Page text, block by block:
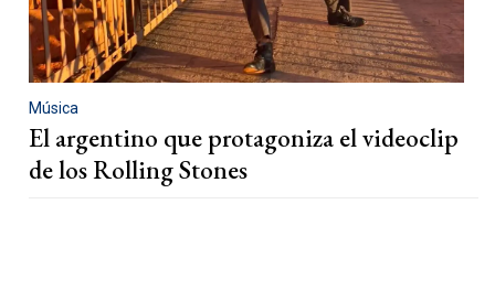
Música
El argentino que protagoniza el videoclip
de los Rolling Stones